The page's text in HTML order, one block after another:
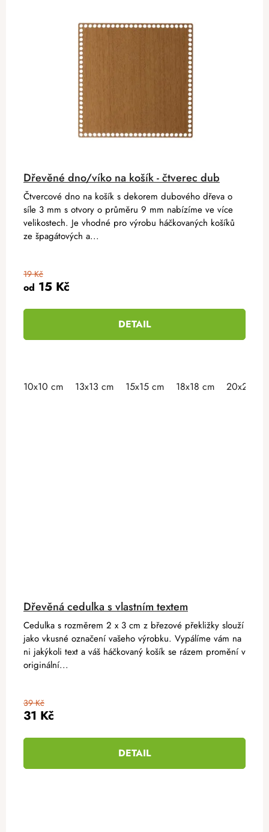
Dřevěné dno/víko na košík - čtverec dub
od 15 Kč
19 Kč
DETAIL
Čtvercové dno na košík s dekorem dubového dřeva o
síle 3 mm s otvory o průměru 9 mm nabízíme ve více
velikostech. Je vhodné pro výrobu háčkovaných košíků
ze špagátových a...
10x10 cm 13x13 cm 15x15 cm 18x18 cm 20x20 cm
Dřevěná cedulka s vlastním textem
31 Kč
39 Kč
DETAIL
Cedulka s rozměrem 2 x 3 cm z březové překližky slouží
jako vkusné označení vašeho výrobku. Vypálíme vám na
ni jakýkoli text a váš háčkovaný košík se rázem promění v
originální...